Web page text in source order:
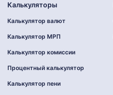
Калькуляторы
Калькулятор валют
Калькулятор МРП
Калькулятор комиссии
Процентный калькулятор
Калькулятор пени